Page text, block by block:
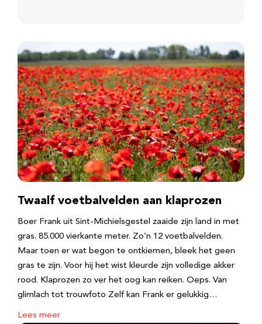
Twaalf voetbalvelden aan klaprozen
Boer Frank uit Sint-Michielsgestel zaaide zijn land in met
gras. 85.000 vierkante meter. Zo’n 12 voetbalvelden.
Maar toen er wat begon te ontkiemen, bleek het geen
gras te zijn. Voor hij het wist kleurde zijn volledige akker
rood. Klaprozen zo ver het oog kan reiken. Oeps. Van
glimlach tot trouwfoto Zelf kan Frank er gelukkig…
Lees meer